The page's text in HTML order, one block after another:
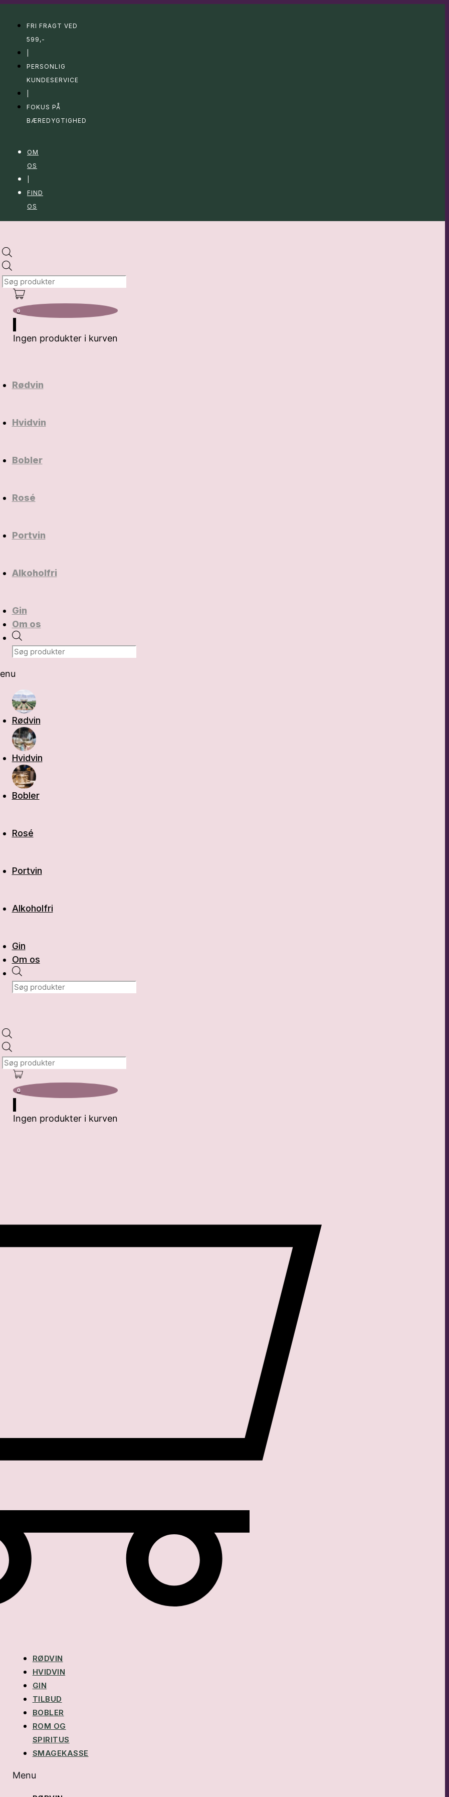
FRI FRAGT VED
599,-
PERSONLIG
KUNDESERVICE
FOKUS PÅ
BÆREDYGTIGHED
OM
OS
FIND
OS
Products
search
0
Ingen produkter i kurven
Rødvin
Hvidvin
Bobler
Rosé
Portvin
Alkoholfri
Gin
Om os
Products
search
Rødvin
Hvidvin
Bobler
Rosé
Portvin
Alkoholfri
Gin
Om os
Products
search
Products
search
0
Ingen produkter i kurven
RØDVIN
HVIDVIN
GIN
TILBUD
BOBLER
ROM OG
SPIRITUS
SMAGEKASSE
Menu